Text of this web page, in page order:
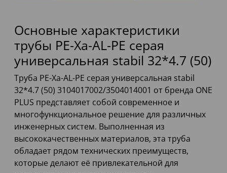
Основные характеристики
трубы PE-Xa-AL-PE серая
универсальная stabil 32*4.7 (50)
Труба PE-Xa-AL-PE серая универсальная stabil
32*4.7 (50) 3104017002/3504014001 от бренда ONE
PLUS представляет собой современное и
многофункциональное решение для различных
инженерных систем. Выполненная из
высококачественных материалов, эта труба
обладает рядом технических преимуществ,
которые делают её привлекательной для